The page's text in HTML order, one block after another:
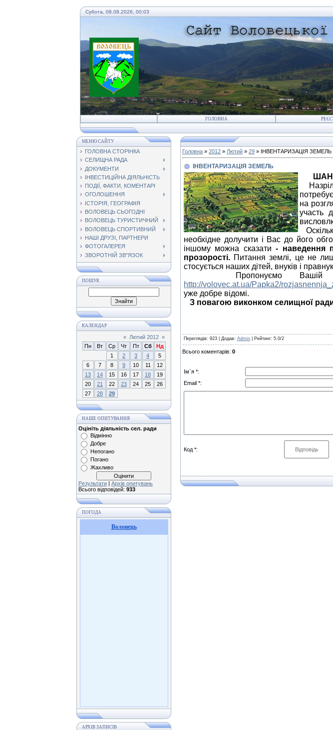
Субота, 08.08.2026, 00:03
ГОЛОВНА
МЕНЮ САЙТУ
ГОЛОВНА СТОРІНКА
СЕЛИЩНА РАДА
ДОКУМЕНТИ
ІНВЕСТИЦІЙНА ДІЯЛЬНІСТЬ
ПОДІЇ, ФАКТИ, КОМЕНТАРІ
ОГОЛОШЕННЯ
ІСТОРІЯ, ГЕОГРАФІЯ
ВОЛОВЕЦЬ СЬОГОДНІ
ВОЛОВЕЦЬ ТУРИСТИЧНИЙ
ВОЛОВЕЦЬ СПОРТИВНИЙ
НАШІ ДРУЗІ, ПАРТНЕРИ
ФОТОГАЛЕРЕЯ
ЗВОРОТНІЙ ЗВ"ЯЗОК
ПОШУК
КАЛЕНДАР
« Лютий 2012 »
Пн
Вт Ср Чт Пт Сб
Нд
1
2 3 4
5
6
7 8 9 10 11
12
13
14 15 16 17 18
19
20
21 22 23 24 25
26
27
28 29
НАШЕ ОПИТУВАННЯ
Оцініть діяльність сел. ради
Відмінно
Добре
Непогано
Погано
Жахливо
Результати | Архів опитувань
Всього відповідей: 933
ПОГОДА
Воловець
АРХІВ ЗАПИСІВ
Головна » 2012 » Лютий » 29 » ІНВЕНТАРИЗАЦІЯ ЗЕМЕЛЬ
ІНВЕНТАРИЗАЦІЯ ЗЕМЕЛЬ
на
участь
необхідне долучити і Вас до його
іншому можна сказати - наведення
прозорості. Питання землі, це не
стосується наших дітей, внуків і
Пропонуємо Вашій
http://volovec.at.ua/Papka2/
уже добре відомі.
З повагою виконком селищної
Переглядів: 923 | Додав: Admin Рейтинг: 5.0/2
Всього коментарів: 0
Ім`я *:
Email *:
Код *: